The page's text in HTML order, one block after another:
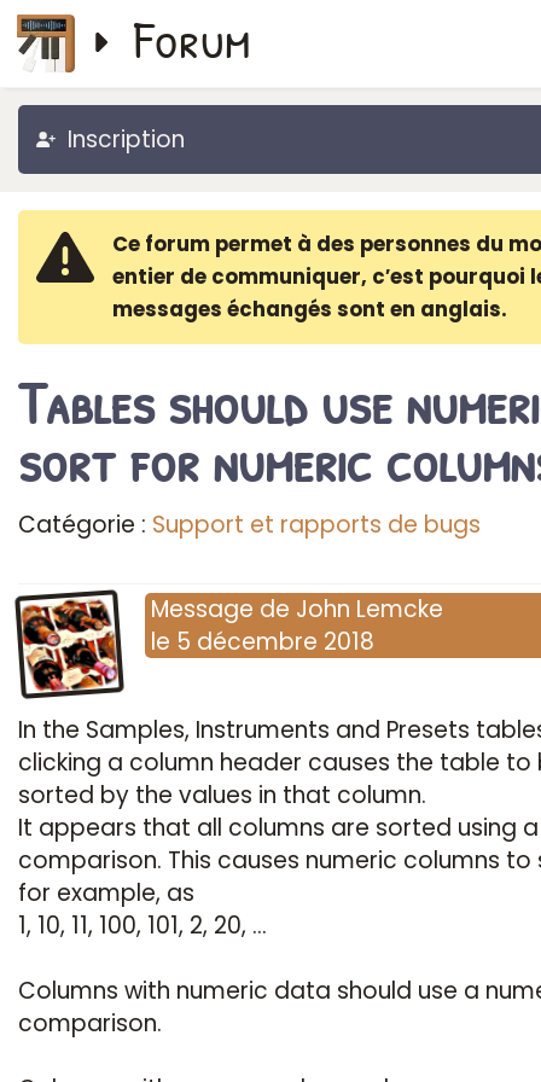
Forum
Inscription
Ce forum permet à des personnes du
entier de communiquer, c′est pourquoi
messages échangés sont en anglais.
Tables should use
sort for numeric
Catégorie : Support et rapports de bugs
Message de John Lemcke
le 5 décembre 2018
In the Samples, Instruments and Presets
clicking a column header causes the table to
sorted by the values in that column.
It appears that all columns are sorted using
comparison. This causes numeric columns to
for example, as
1, 10, 11, 100, 101, 2, 20, ...
Columns with numeric data should use a
comparison.